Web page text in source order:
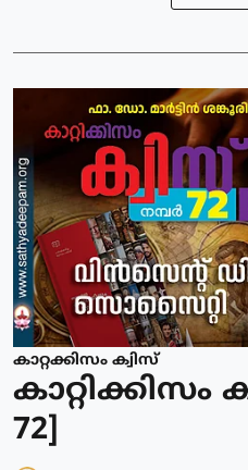
കാറ്റക്കിസം ക്വിസ്
കാറ്റിക്കിസം
72]